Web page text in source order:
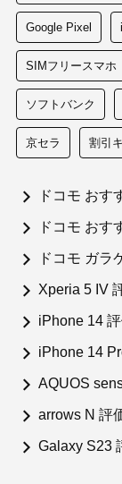
Google Pixel
SIMフリースマホ
ソフトバンク
京セラ 割引
ドコモ おす
ドコモ おす
ドコモ ガラ
Xperia 5 IV
iPhone 14
iPhone 14
AQUOS
arrows N 評
Galaxy S23